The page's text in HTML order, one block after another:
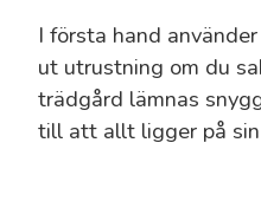
I första hand
ut utrustning om du
trädgård lämnas
till att allt ligger på